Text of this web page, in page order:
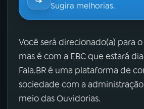
Sugira melhorias.
Você será direcionado(a) para o
mas é com a EBC que estará
Fala.BR é uma plataforma de
sociedade com a
meio das Ouvidorias.